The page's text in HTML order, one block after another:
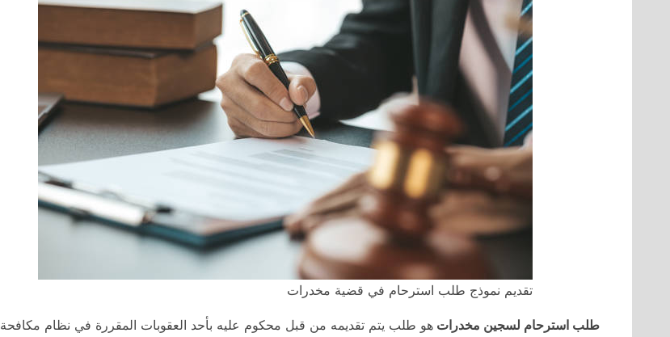
تقديم نموذج طلب استرحام في قضية مخدرات
طلب استرحام لسجين مخدرات هو طلب يتم تقديمه من قبل محكوم عليه بأحد العقوبات المقررة في نظام مكافحة